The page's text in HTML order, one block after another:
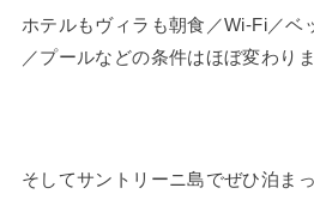
ホテルもヴィラも朝食／Wi-Fi／ベ
／プールなどの条件はほぼ変わりま
そしてサントリーニ島でぜひ泊ま